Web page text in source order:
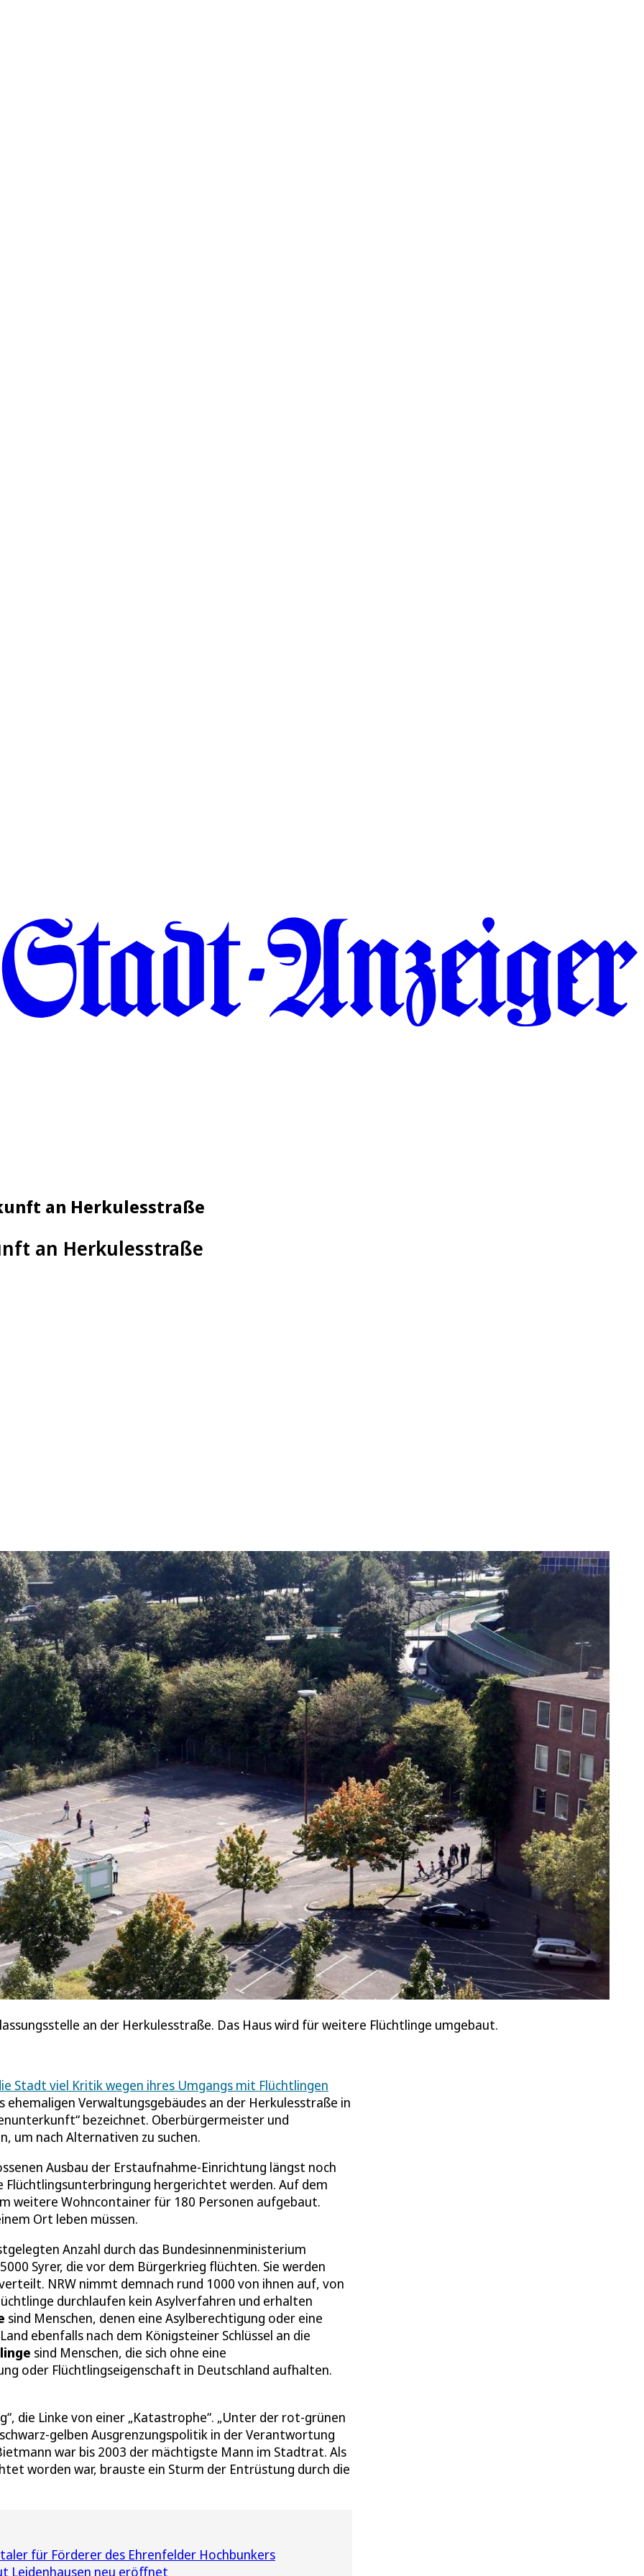
an Herkulesstraße
an Herkulesstraße
an der Herkulesstraße. Das Haus wird für weitere Flüchtlinge umgebaut.
Stadt viel Kritik wegen ihres Umgangs mit Flüchtlingen
Verwaltungsgebäudes an der Herkulesstraße in
bezeichnet. Oberbürgermeister und
um nach Alternativen zu suchen.
Ausbau der Erstaufnahme-Einrichtung längst noch
Flüchtlingsunterbringung hergerichtet werden. Auf dem
weitere Wohncontainer für 180 Personen aufgebaut.
Ort leben müssen.
Anzahl durch das Bundesinnenministerium
Syrer, die vor dem Bürgerkrieg flüchten. Sie werden
NRW nimmt demnach rund 1000 von ihnen auf, von
durchlaufen kein Asylverfahren und erhalten
sind Menschen, denen eine Asylberechtigung oder eine
ebenfalls nach dem Königsteiner Schlüssel an die
sind Menschen, die sich ohne eine
oder Flüchtlingseigenschaft in Deutschland aufhalten.
die Linke von einer „Katastrophe“. „Unter der rot-grünen
gelben Ausgrenzungspolitik in der Verantwortung
war bis 2003 der mächtigste Mann im Stadtrat. Als
worden war, brauste ein Sturm der Entrüstung durch die
für Förderer des Ehrenfelder Hochbunkers
Leidenhausen neu eröffnet